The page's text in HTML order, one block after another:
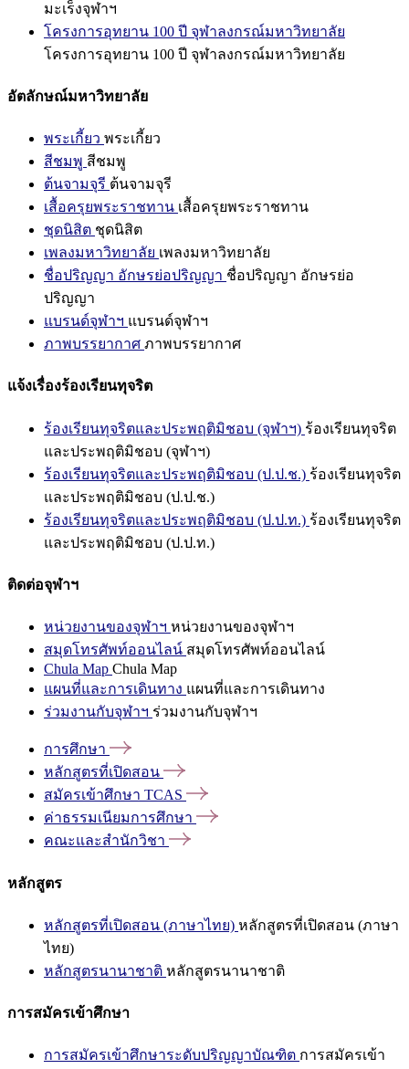
มะเร็งจุฬาฯ
โครงการอุทยาน 100 ปี จุฬาลงกรณ์มหาวิทยาลัย
โครงการอุทยาน 100 ปี จุฬาลงกรณ์มหาวิทยาลัย
อัตลักษณ์มหาวิทยาลัย
พระเกี้ยว พระเกี้ยว
สีชมพู สีชมพู
ต้นจามจุรี ต้นจามจุรี
เสื้อครุยพระราชทาน เสื้อครุยพระราชทาน
ชุดนิสิต ชุดนิสิต
เพลงมหาวิทยาลัย เพลงมหาวิทยาลัย
ชื่อปริญญา อักษรย่อปริญญา ชื่อปริญญา อักษรย่อ
ปริญญา
แบรนด์จุฬาฯ แบรนด์จุฬาฯ
ภาพบรรยากาศ ภาพบรรยากาศ
แจ้งเรื่องร้องเรียนทุจริต
ร้องเรียนทุจริตและประพฤติมิชอบ (จุฬาฯ) ร้องเรียนทุจริต
และประพฤติมิชอบ (จุฬาฯ)
ร้องเรียนทุจริตและประพฤติมิชอบ (ป.ป.ช.) ร้องเรียนทุจริต
และประพฤติมิชอบ (ป.ป.ช.)
ร้องเรียนทุจริตและประพฤติมิชอบ (ป.ป.ท.) ร้องเรียนทุจริต
และประพฤติมิชอบ (ป.ป.ท.)
ติดต่อจุฬาฯ
หน่วยงานของจุฬาฯ หน่วยงานของจุฬาฯ
สมุดโทรศัพท์ออนไลน์ สมุดโทรศัพท์ออนไลน์
Chula Map Chula Map
แผนที่และการเดินทาง แผนที่และการเดินทาง
ร่วมงานกับจุฬาฯ ร่วมงานกับจุฬาฯ
การศึกษา
หลักสูตรที่เปิดสอน
สมัครเข้าศึกษา TCAS
ค่าธรรมเนียมการศึกษา
คณะและสำนักวิชา
หลักสูตร
หลักสูตรที่เปิดสอน (ภาษาไทย) หลักสูตรที่เปิดสอน (ภาษา
ไทย)
หลักสูตรนานาชาติ หลักสูตรนานาชาติ
การสมัครเข้าศึกษา
การสมัครเข้าศึกษาระดับปริญญาบัณฑิต การสมัครเข้า